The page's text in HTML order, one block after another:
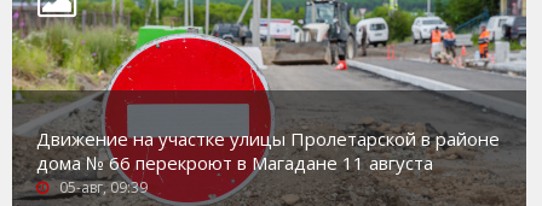
Движение на участке улицы Пролетарской в районе
дома № 66 перекроют в Магадане 11 августа
05-авг, 09:39